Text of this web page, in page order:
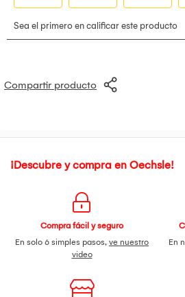
Compartir producto
¡Descubre y compra en Oechsle!
Compra fácil y seguro
En solo 6 simples pasos, ve nuestro
video
En